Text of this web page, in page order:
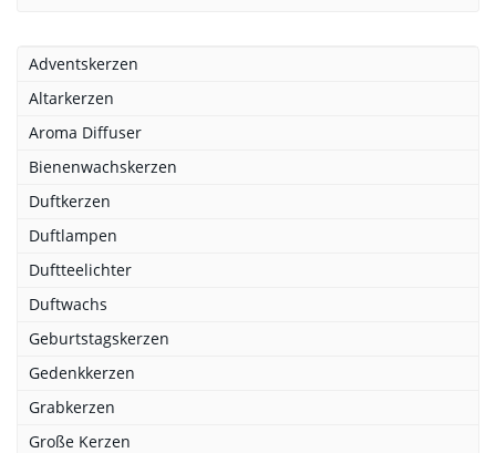
Adventskerzen
Altarkerzen
Aroma Diffuser
Bienenwachskerzen
Duftkerzen
Duftlampen
Duftteelichter
Duftwachs
Geburtstagskerzen
Gedenkkerzen
Grabkerzen
Große Kerzen